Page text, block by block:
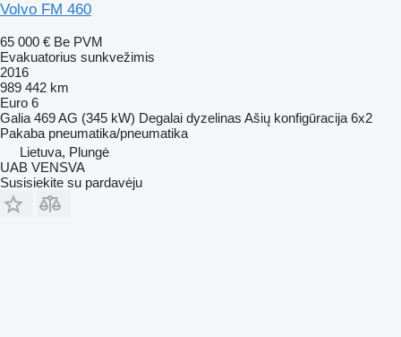
Volvo FM 460
65 000 € Be PVM
Evakuatorius sunkvežimis
2016
989 442 km
Euro 6
Galia 469 AG (345 kW) Degalai dyzelinas Ašių konfigūracija 6x2
Pakaba pneumatika/pneumatika
Lietuva, Plungė
UAB VENSVA
Susisiekite su pardavėju